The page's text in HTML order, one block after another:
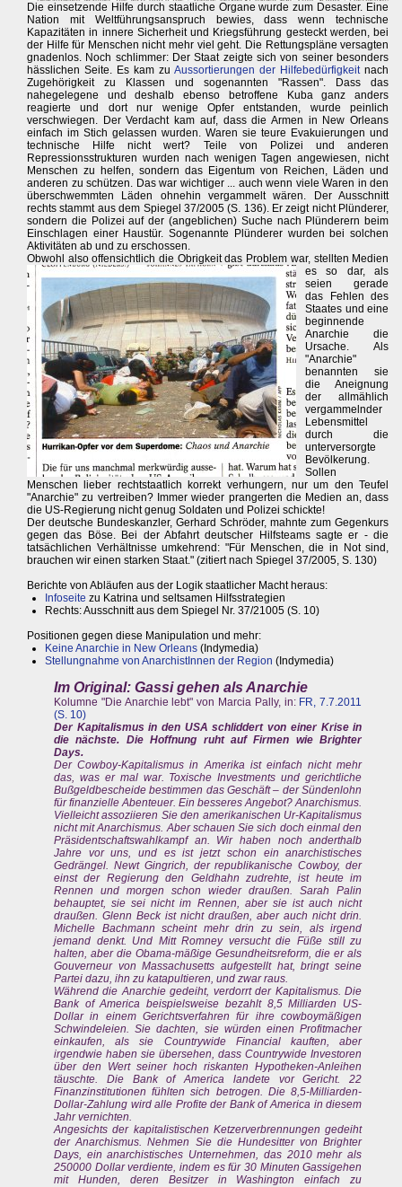
Die einsetzende Hilfe durch staatliche Organe wurde zum Desaster. Eine
Nation mit Weltführungsanspruch bewies, dass wenn technische
Kapazitäten in innere Sicherheit und Kriegsführung gesteckt werden, bei
der Hilfe für Menschen nicht mehr viel geht. Die Rettungspläne versagten
gnadenlos. Noch schlimmer: Der Staat zeigte sich von seiner besonders
hässlichen Seite. Es kam zuAussortierungen der Hilfebedürfigkeitnach
Zugehörigkeit zu Klassen und sogenannten "Rassen". Dass das
nahegelegene und deshalb ebenso betroffene Kuba ganz anders
reagierte und dort nur wenige Opfer entstanden, wurde peinlich
verschwiegen. Der Verdacht kam auf, dass die Armen in New Orleans
einfach im Stich gelassen wurden. Waren sie teure Evakuierungen und
technische Hilfe nicht wert? Teile von Polizei und anderen
Repressionsstrukturen wurden nach wenigen Tagen angewiesen, nicht
Menschen zu helfen, sondern das Eigentum von Reichen, Läden und
anderen zu schützen. Das war wichtiger ... auch wenn viele Waren in den
überschwemmten Läden ohnehin vergammelt wären. Der Ausschnitt
rechts stammt aus dem Spiegel 37/2005 (S. 136). Er zeigt nicht Plünderer,
sondern die Polizei auf der (angeblichen) Suche nach Plünderern beim
Einschlagen einer Haustür. Sogenannte Plünderer wurden bei solchen
Aktivitäten ab und zu erschossen.
Obwohl also offensichtlich die Obrigkeit das Problem war, stellten Medien
es so dar, als
seien gerade
das Fehlen des
Staates und eine
beginnende
Anarchie die
Ursache. Als
"Anarchie"
benannten sie
die Aneignung
der allmählich
vergammelnder
Lebensmittel
durch die
unterversorgte
Bevölkerung.
Sollen
Menschen lieber rechtstaatlich korrekt verhungern, nur um den Teufel
"Anarchie" zu vertreiben? Immer wieder prangerten die Medien an, dass
die US-Regierung nicht genug Soldaten und Polizei schickte!
Der deutsche Bundeskanzler, Gerhard Schröder, mahnte zum Gegenkurs
gegen das Böse. Bei der Abfahrt deutscher Hilfsteams sagte er - die
tatsächlichen Verhältnisse umkehrend: "Für Menschen, die in Not sind,
brauchen wir einen starken Staat." (zitiert nach Spiegel 37/2005, S. 130)
Berichte von Abläufen aus der Logik staatlicher Macht heraus:
Infoseite zu Katrina und seltsamen Hilfsstrategien
Rechts: Ausschnitt aus dem Spiegel Nr. 37/21005 (S. 10)
Positionen gegen diese Manipulation und mehr:
Keine Anarchie in New Orleans (Indymedia)
Stellungnahme von AnarchistInnen der Region (Indymedia)
Im Original: Gassi gehen als Anarchie
Kolumne "Die Anarchie lebt" von Marcia Pally, in: FR, 7.7.2011
(S. 10)
Der Kapitalismus in den USA schliddert von einer Krise in
die nächste. Die Hoffnung ruht auf Firmen wie Brighter
Days.
Der Cowboy-Kapitalismus in Amerika ist einfach nicht mehr
das, was er mal war. Toxische Investments und gerichtliche
Bußgeldbescheide bestimmen das Geschäft – der Sündenlohn
für finanzielle Abenteuer. Ein besseres Angebot? Anarchismus.
Vielleicht assoziieren Sie den amerikanischen Ur-Kapitalismus
nicht mit Anarchismus. Aber schauen Sie sich doch einmal den
Präsidentschaftswahlkampf an. Wir haben noch anderthalb
Jahre vor uns, und es ist jetzt schon ein anarchistisches
Gedrängel. Newt Gingrich, der republikanische Cowboy, der
einst der Regierung den Geldhahn zudrehte, ist heute im
Rennen und morgen schon wieder draußen. Sarah Palin
behauptet, sie sei nicht im Rennen, aber sie ist auch nicht
draußen. Glenn Beck ist nicht draußen, aber auch nicht drin.
Michelle Bachmann scheint mehr drin zu sein, als irgend
jemand denkt. Und Mitt Romney versucht die Füße still zu
halten, aber die Obama-mäßige Gesundheitsreform, die er als
Gouverneur von Massachusetts aufgestellt hat, bringt seine
Partei dazu, ihn zu katapultieren, und zwar raus.
Während die Anarchie gedeiht, verdorrt der Kapitalismus. Die
Bank of America beispielsweise bezahlt 8,5 Milliarden US-
Dollar in einem Gerichtsverfahren für ihre cowboymäßigen
Schwindeleien. Sie dachten, sie würden einen Profitmacher
einkaufen, als sie Countrywide Financial kauften, aber
irgendwie haben sie übersehen, dass Countrywide Investoren
über den Wert seiner hoch riskanten Hypotheken-Anleihen
täuschte. Die Bank of America landete vor Gericht. 22
Finanzinstitutionen fühlten sich betrogen. Die 8,5-Milliarden-
Dollar-Zahlung wird alle Profite der Bank of America in diesem
Jahr vernichten.
Angesichts der kapitalistischen Ketzerverbrennungen gedeiht
der Anarchismus. Nehmen Sie die Hundesitter von Brighter
Days, ein anarchistisches Unternehmen, das 2010 mehr als
250000 Dollar verdiente, indem es für 30 Minuten Gassigehen
mit Hunden, deren Besitzer in Washington einfach zu